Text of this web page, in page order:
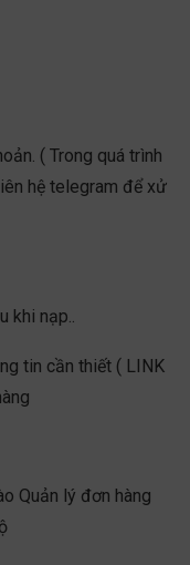
( Trong quá trình
hệ telegram để xử
khi nạp..
tin cần thiết ( LINK
Quản lý đơn hàng